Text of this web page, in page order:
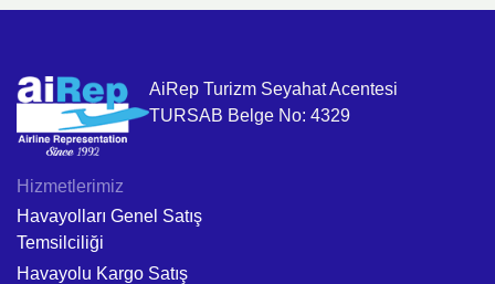
AiRep Turizm Seyahat Acentesi
TURSAB Belge No: 4329
Hizmetlerimiz
Havayolları Genel Satış
Temsilciliği
Havayolu Kargo Satış